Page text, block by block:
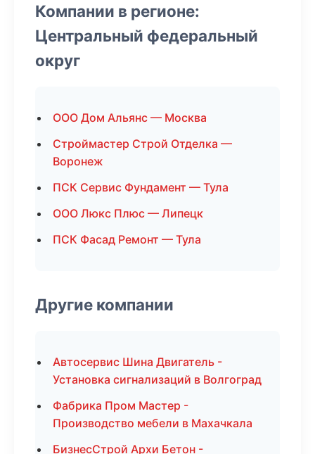
Компании в регионе:
Центральный федеральный
округ
ООО Дом Альянс — Москва
Строймастер Строй Отделка —
Воронеж
ПСК Сервис Фундамент — Тула
ООО Люкс Плюс — Липецк
ПСК Фасад Ремонт — Тула
Другие компании
Автосервис Шина Двигатель -
Установка сигнализаций в Волгоград
Фабрика Пром Мастер -
Производство мебели в Махачкала
БизнесСтрой Архи Бетон -